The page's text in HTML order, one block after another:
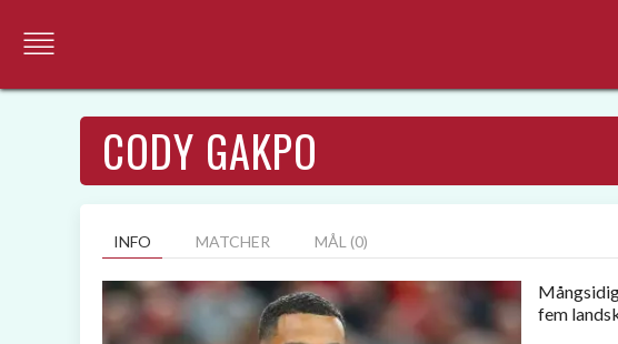
CODY GAKPO
INFO MATCHER MÅL (0)
fem